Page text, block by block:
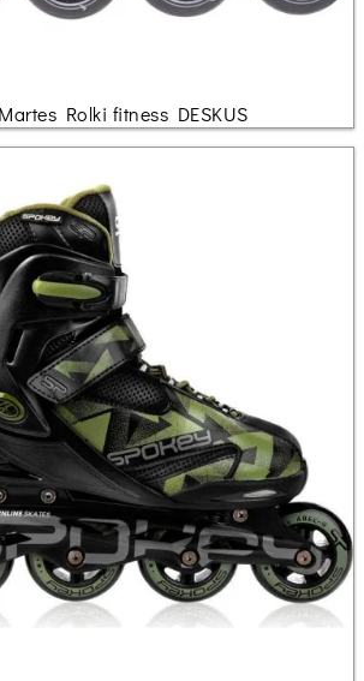
Rolki fitness DESKUS